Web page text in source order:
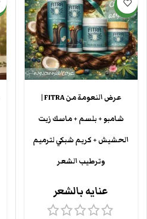
جديد
عرض النعومة من FITRA |
شامبو + بلسم + ماسك زيت
الحشيش + كريم شبكي لترميم
وترطيب الشعر
عنايه بالشعر